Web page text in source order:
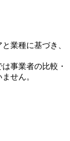
業種に基づき、
事業者の比較・
せん。